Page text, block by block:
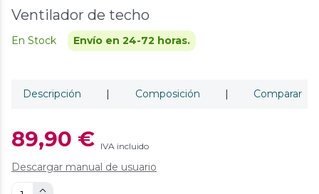
Ventilador de techo
En Stock Envío en 24-72 horas.
Descripción | Composición | Comparar
89,90 € IVA incluido
Descargar manual de usuario